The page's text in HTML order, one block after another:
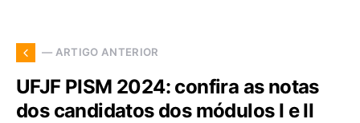
— ARTIGO ANTERIOR
UFJF PISM 2024: confira as notas
dos candidatos dos módulos I e II